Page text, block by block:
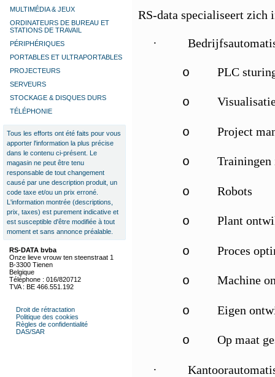
MULTIMÉDIA & JEUX
ORDINATEURS DE BUREAU ET
STATIONS DE TRAVAIL
PÉRIPHÉRIQUES
PORTABLES ET ULTRAPORTABLES
PROJECTEURS
SERVEURS
STOCKAGE & DISQUES DURS
TÉLÉPHONIE
Tous les efforts ont été faits pour vous
apporter l'information la plus précise
dans le contenu ci-présent. Le
magasin ne peut être tenu
responsable de tout changement
causé par une description produit, un
code taxe et/ou un prix erroné.
L'information montrée (descriptions,
prix, taxes) est purement indicative et
est susceptible d'être modifiée à tout
moment et sans annonce préalable.
RS-DATA bvba
Onze lieve vrouw ten steenstraat 1
B-3300 Tienen
Belgique
Téléphone : 016/820712
TVA : BE 466.551.192
Droit de rétractation
Politique des cookies
Règles de confidentialité
DAS/SAR
RS-data specialiseert zich
·
o PLC
o
o Project
o Trainingen
o Robots
o Plant
o Proces
o Machine
o Eigen
o Op maat
·